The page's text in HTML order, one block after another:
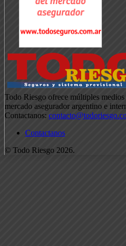
Todo Riesgo ofrece múltiples
mercado asegurador argentino e
Contactanos:
Contactanos
© Todo Riesgo 2026.